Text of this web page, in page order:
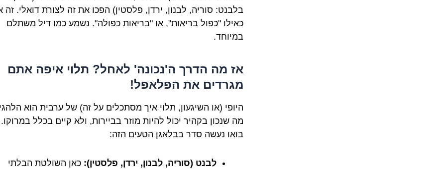
בלבנט: סוריה, לבנון, ירדן, פלסטין) הפכו את זה לצורת דואלי. זה
כאילו "כפול בריאות", או "בריאות כפולה". נשמע כמו דיל משתלם
במיוחד.
אז מה הדרך ה'נכונה' לאחל? תלוי איפה אתם
מגרדים את הפלאפל!
היופי (או השיגעון, תלוי איך מסתכלים על זה) של ערבית הוא
מה שנכון בקהיר יכול להיות מוזר בביירות, ולא קיים בכלל
בואו נעשה סדר בבלאגן הטעים הזה:
לבנט (סוריה, לבנון, ירדן, פלסטין): כאן השולטת הבלתי